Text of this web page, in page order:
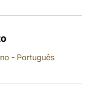
- Português